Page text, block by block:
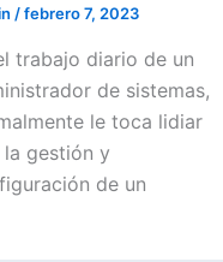
/febrero 7, 2023
trabajo diario de un
de sistemas,
le toca lidiar
la gestión y
de un